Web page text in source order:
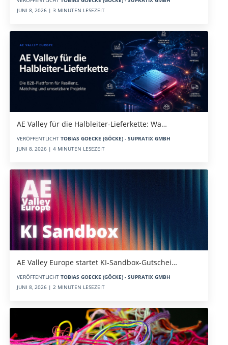
JUNI 8, 2026 | 3 MINUTEN LESEZEIT
AE Valley für die Halbleiter-Lieferkette: Wa…
VERÖFFENTLICHT TOBIAS GOECKE (GÖCKE) - SUPRATIX GMBH
JUNI 8, 2026 | 4 MINUTEN LESEZEIT
AE Valley Europe startet KI-Sandbox-Gutschei…
VERÖFFENTLICHT TOBIAS GOECKE (GÖCKE) - SUPRATIX GMBH
JUNI 8, 2026 | 2 MINUTEN LESEZEIT